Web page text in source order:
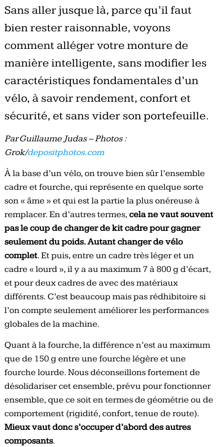
Sans aller jusque là, parce qu’il faut
bien rester raisonnable, voyons
comment alléger votre monture de
manière intelligente, sans modifier les
caractéristiques fondamentales d’un
vélo, à savoir rendement, confort et
sécurité, et sans vider son portefeuille.
Par Guillaume Judas – Photos :
Grok/depositphotos.com
À la base d’un vélo, on trouve bien sûr l’ensemble
cadre et fourche, qui représente en quelque sorte
son « âme » et qui est la partie la plus onéreuse à
remplacer. En d’autres termes,cela ne vaut souvent
pas le coup de changer de kit cadre pour gagner
seulement du poids. Autant changer de vélo
complet. Et puis, entre un cadre très léger et un
cadre « lourd », il y a au maximum 7 à 800 g d’écart,
et pour deux cadres de avec des matériaux
différents. C’est beaucoup mais pas rédhibitoire si
l’on compte seulement améliorer les performances
globales de la machine.
Quant à la fourche, la différence n’est au maximum
que de 150 g entre une fourche légère et une
fourche lourde. Nous déconseillons fortement de
désolidariser cet ensemble, prévu pour fonctionner
ensemble, que ce soit en termes de géométrie ou de
comportement (rigidité, confort, tenue de route).
Mieux vaut donc s’occuper d’abord des autres
composants.